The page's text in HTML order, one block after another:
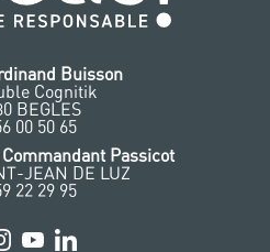
Buisson
Cognitik
BEGLES
00 50 65
Passicot
JEAN DE LUZ
22 29 95